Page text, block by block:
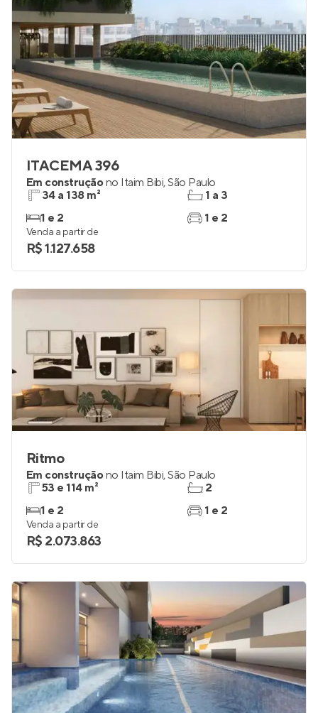
ITACEMA 396
Em construçãono Itaim Bibi,São Paulo
34 a 138 m²
1 e 2
1 a 3
1 e 2
Venda a partir de
R$ 1.127.658
Ritmo
Em construçãono Itaim Bibi,São Paulo
53 e 114 m²
1 e 2
2
1 e 2
Venda a partir de
R$ 2.073.863